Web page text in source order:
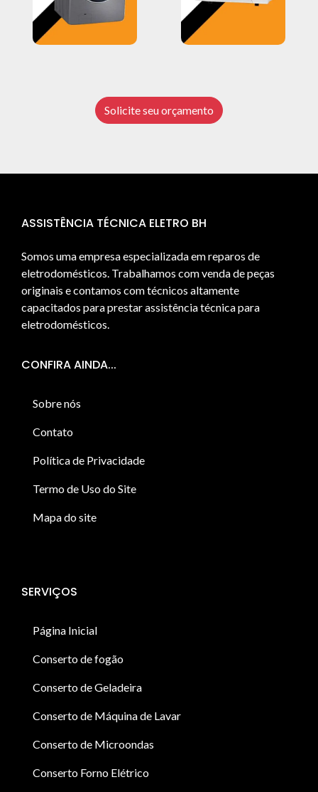
Solicite seu orçamento
ASSISTÊNCIA TÉCNICA ELETRO BH
Somos uma empresa especializada em reparos de
eletrodomésticos. Trabalhamos com venda de peças
originais e contamos com técnicos altamente
capacitados para prestar assistência técnica para
eletrodomésticos.
CONFIRA AINDA...
Sobre nós
Contato
Política de Privacidade
Termo de Uso do Site
Mapa do site
SERVIÇOS
Página Inicial
Conserto de fogão
Conserto de Geladeira
Conserto de Máquina de Lavar
Conserto de Microondas
Conserto Forno Elétrico